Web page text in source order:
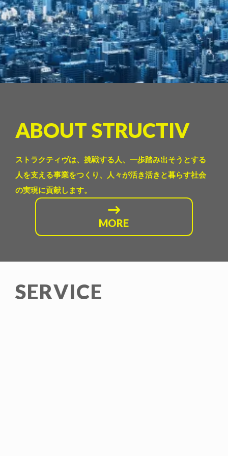
ABOUT STRUCTIV
ストラクティヴは、挑戦する人、一歩踏み出そうとする
人を支える事業をつくり、人々が活き活きと暮らす社会
の実現に貢献します。
MORE
SERVICE